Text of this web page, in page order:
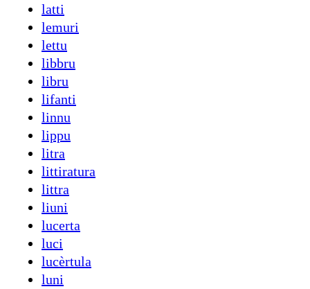
latti
lemuri
lettu
libbru
libru
lifanti
linnu
lippu
litra
littiratura
littra
liuni
lucerta
luci
lucèrtula
luni